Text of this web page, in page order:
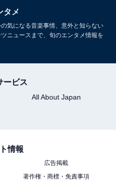
万円残す方法」。万福亭の
家庭の問題に切り込んでい
家での会話から、トラコの
いきそうな気配。気になる
タメ
気になる音楽事情、意外と知らない
ニュースまで、旬のエンタメ情報を
ービス
All About Japan
情報
広告掲載
著作権・商標・免責事項